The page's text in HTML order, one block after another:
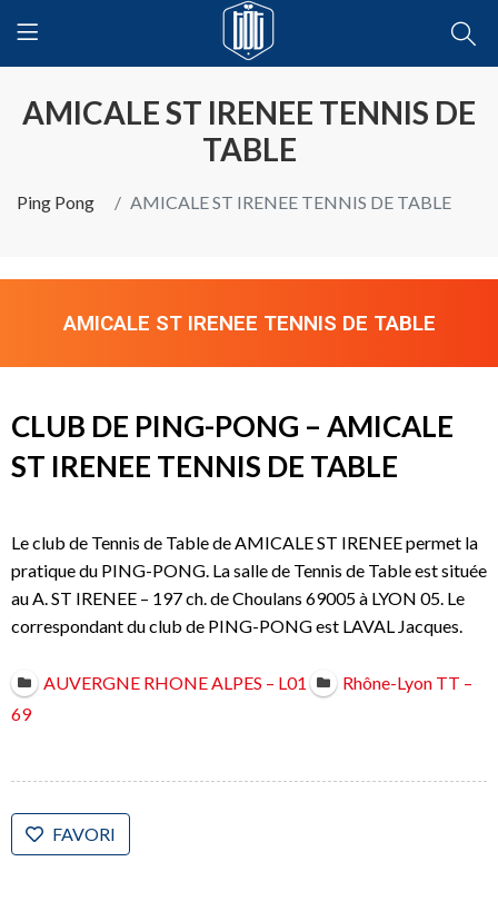
AMICALE ST IRENEE TENNIS DE
TABLE
Ping Pong AMICALE ST IRENEE TENNIS DE TABLE
AMICALE ST IRENEE TENNIS DE TABLE
CLUB DE PING-PONG – AMICALE
ST IRENEE TENNIS DE TABLE
Le club de Tennis de Table de AMICALE ST IRENEE permet la
pratique du PING-PONG. La salle de Tennis de Table est située
au A. ST IRENEE – 197 ch. de Choulans 69005 à LYON 05. Le
correspondant du club de PING-PONG est LAVAL Jacques.
AUVERGNE RHONE ALPES – L01
Rhône-Lyon TT –
69
FAVORI